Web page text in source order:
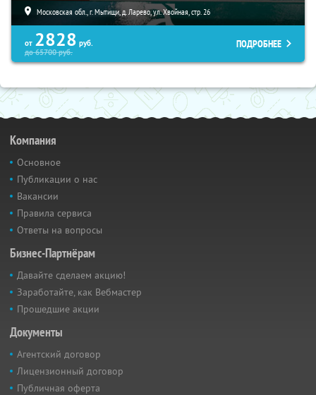
Московская обл., г. Мытищи, д. Ларево, ул. Хвойная, стр. 26
от 2828 руб.
до65700руб.
ПОДРОБНЕЕ
Компания
Основное
Публикации о нас
Вакансии
Правила сервиса
Ответы на вопросы
Бизнес-Партнёрам
Давайте сделаем акцию!
Заработайте, как Вебмастер
Прошедшие акции
Документы
Агентский договор
Лицензионный договор
Публичная оферта